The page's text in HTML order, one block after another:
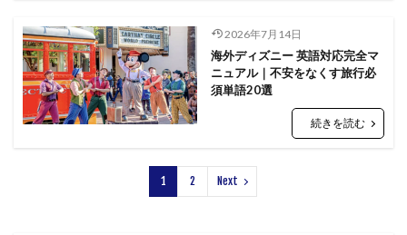
2026年7月14日
海外ディズニー 英語対応完全マ
ニュアル｜不安をなくす旅行必
須単語20選
続きを読む
1 2 Next